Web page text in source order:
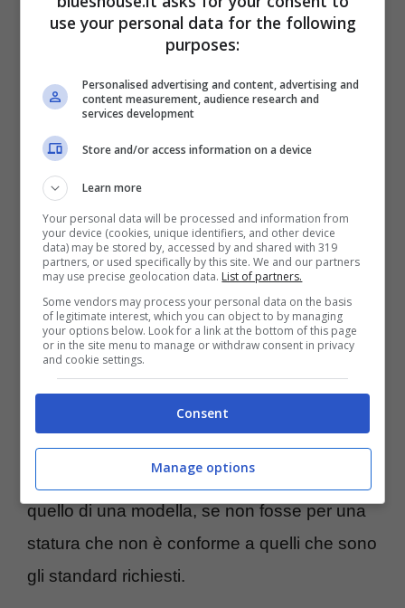
Angelina Mango, lo scatto che piace a
Angelina Mango in costume (Blueshouse.it)
Lo scatto risale alla scorsa estatee ci
mostra la 22enne artista lucana in forma
splendida, con un due pezzi di colore
arancione che le sta benissimo. Il fisico è
quello di una modella, se non fosse per una
statura che non è conforme a quelli che sono
gli standard richiesti.
use your personal data for the following
purposes:
Personalised advertising and content, advertising and
content measurement, audience research and
services development
Store and/or access information on a device
Learn more
Your personal data will be processed and information from
your device (cookies, unique identifiers, and other device
data) may be stored by, accessed by and shared with 319
partners, or used specifically by this site. We and our partners
may use precise geolocation data. List of partners.
Some vendors may process your personal data on the basis
of legitimate interest, which you can object to by managing
your options below. Look for a link at the bottom of this page
or in the site menu to manage or withdraw consent in privacy
and cookie settings.
Consent
Manage options